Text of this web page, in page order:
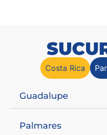
Costa Rica
Guadalupe
Palmares